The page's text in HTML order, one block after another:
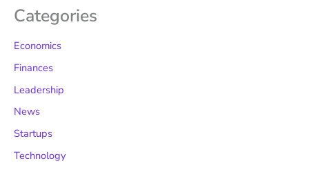
Categories
Economics
Finances
Leadership
News
Startups
Technology